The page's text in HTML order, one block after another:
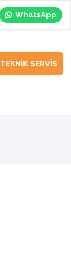
WhatsApp
TEKNİK SERVİS